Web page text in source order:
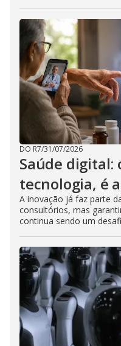
DO R7/31/07/2026
Saúde digital:
tecnologia, é
A inovação já faz parte
consultórios, mas
continua sendo um